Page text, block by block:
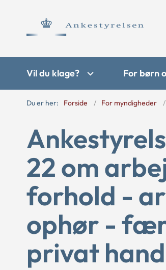
Vil du klage? For børn
Du er her: Forside For myndigheder
22 om
forhold -
ophør -
privat